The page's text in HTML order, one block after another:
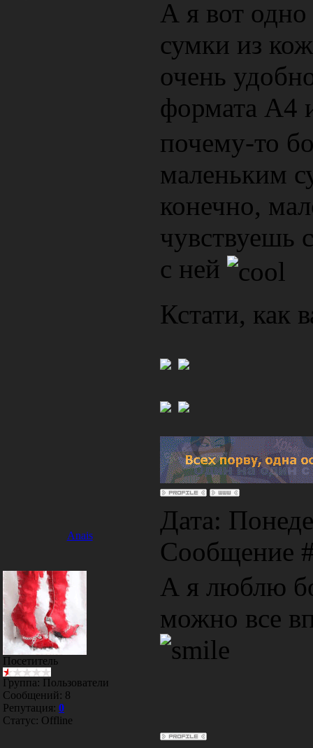
А я вот одно
сумки из
очень
формата А4
почему-то
маленьким
конечно,
чувствуешь
с ней
Кстати, как
Anais
Дата:
Сообщение
Посетитель
Группа: Пользователи
Сообщений: 8
Репутация: 0
Статус: Offline
А я люблю
можно все